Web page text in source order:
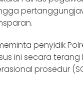
penyidik
ini secara
prosedur